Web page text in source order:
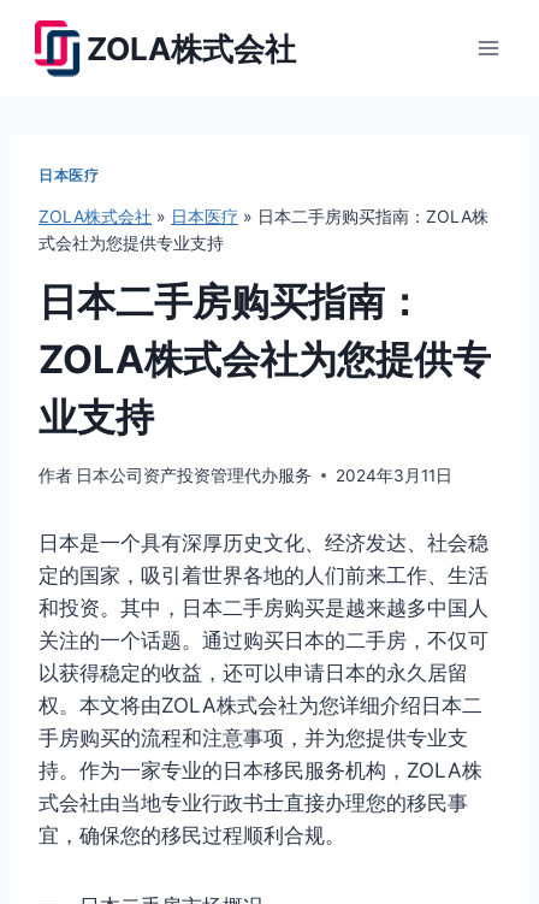
ZOLA株式会社
日本医疗
ZOLA株式会社 » 日本医疗 » 日本二手房购买指南：ZOLA株
式会社为您提供专业支持
日本二手房购买指南：
ZOLA株式会社为您提供专
业支持
作者 日本公司资产投资管理代办服务 2024年3月11日
日本是一个具有深厚历史文化、经济发达、社会稳
定的国家，吸引着世界各地的人们前来工作、生活
和投资。其中，日本二手房购买是越来越多中国人
关注的一个话题。通过购买日本的二手房，不仅可
以获得稳定的收益，还可以申请日本的永久居留
权。本文将由ZOLA株式会社为您详细介绍日本二
手房购买的流程和注意事项，并为您提供专业支
持。作为一家专业的日本移民服务机构，ZOLA株
式会社由当地专业行政书士直接办理您的移民事
宜，确保您的移民过程顺利合规。